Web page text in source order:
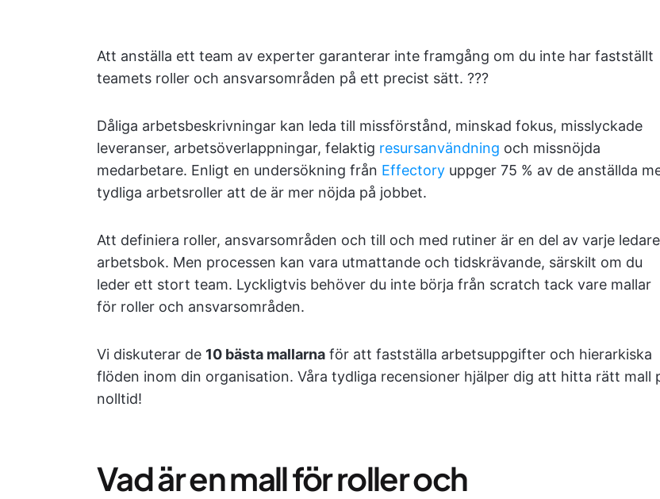
Att anställa ett team av experter garanterar inte framgång om du inte har fastställt
teamets roller och ansvarsområden på ett precist sätt. ?‍?‍?
Dåliga arbetsbeskrivningar kan leda till missförstånd, minskad fokus, misslyckade
leveranser, arbetsöverlappningar, felaktig resursanvändning och missnöjda
medarbetare. Enligt en undersökning från Effectory uppger 75 % av de anställda
tydliga arbetsroller att de är mer nöjda på jobbet.
Att definiera roller, ansvarsområden och till och med rutiner är en del av varje
arbetsbok. Men processen kan vara utmattande och tidskrävande, särskilt om du
leder ett stort team. Lyckligtvis behöver du inte börja från scratch tack vare mallar
för roller och ansvarsområden.
Vi diskuterar de 10 bästa mallarna för att fastställa arbetsuppgifter och hierarkiska
flöden inom din organisation. Våra tydliga recensioner hjälper dig att hitta rätt mall
nolltid!
Vad är en mall för roller och